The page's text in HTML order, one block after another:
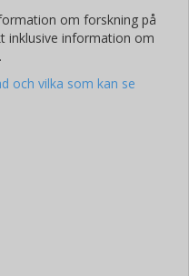
om forskning på
inklusive information om
och vilka som kan se